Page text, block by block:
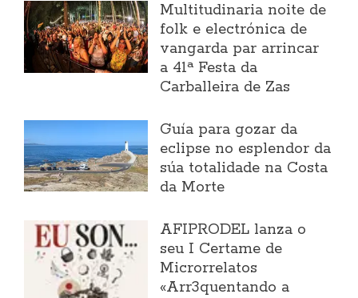
Multitudinaria noite de
folk e electrónica de
vangarda par arrincar
a 41ª Festa da
Carballeira de Zas
Guía para gozar da
eclipse no esplendor da
súa totalidade na Costa
da Morte
AFIPRODEL lanza o
seu I Certame de
Microrrelatos
«Arr3quentando a